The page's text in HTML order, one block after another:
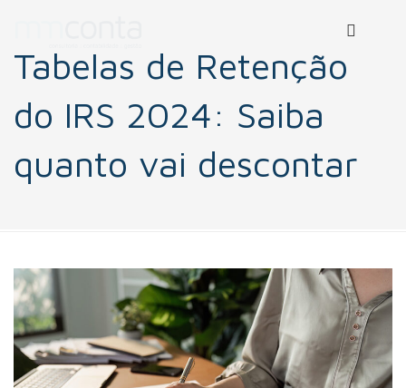
Tabelas de Retenção
do IRS 2024: Saiba
quanto vai descontar